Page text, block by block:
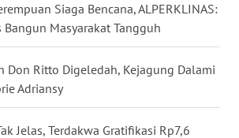
Siaga Bencana, ALPERKLINAS:
Masyarakat Tangguh
Don Ritto Digeledah, Kejagung Dalami
Adriansy
Jelas, Terdakwa Gratifikasi Rp7,6